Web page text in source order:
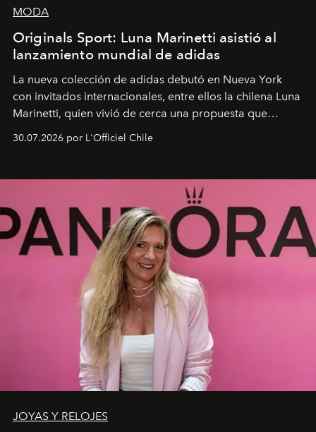
MODA
Originals Sport: Luna Marinetti asistió al
lanzamiento mundial de adidas
La nueva colección de adidas debutó en Nueva York
con invitados internacionales, entre ellos la chilena Luna
Marinetti, quien vivió de cerca una propuesta que
30.07.2026 por L'Officiel Chile
JOYAS Y RELOJES